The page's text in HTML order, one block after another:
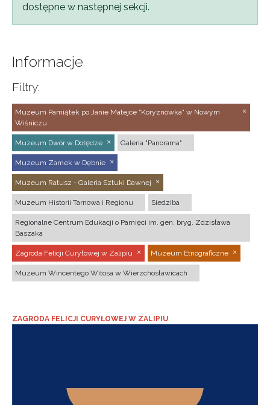
dostępne w następnej sekcji.
Informacje
Filtry:
Muzeum Pamiątek po Janie Matejce "Koryznówka" w Nowym
Wiśniczu
Muzeum Dwór w Dołędze Galeria "Panorama"
Muzeum Zamek w Dębnie
Muzeum Ratusz - Galeria Sztuki Dawnej
Muzeum Historii Tarnowa i Regionu Siedziba
Regionalne Centrum Edukacji o Pamięci im. gen. bryg. Zdzisława
Baszaka
Zagroda Felicji Curyłowej w Zalipiu Muzeum Etnograficzne
Muzeum Wincentego Witosa w Wierzchosławicach
ZAGRODA FELICJI CURYŁOWEJ W ZALIPIU